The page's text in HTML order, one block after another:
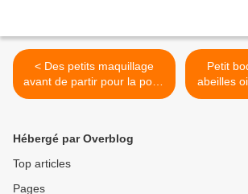
< Des petits maquillage
avant de partir pour la porte
ouverte de l’école
Petit body
abeilles
et colibri
Hébergé par Overblog
Top articles
Pages